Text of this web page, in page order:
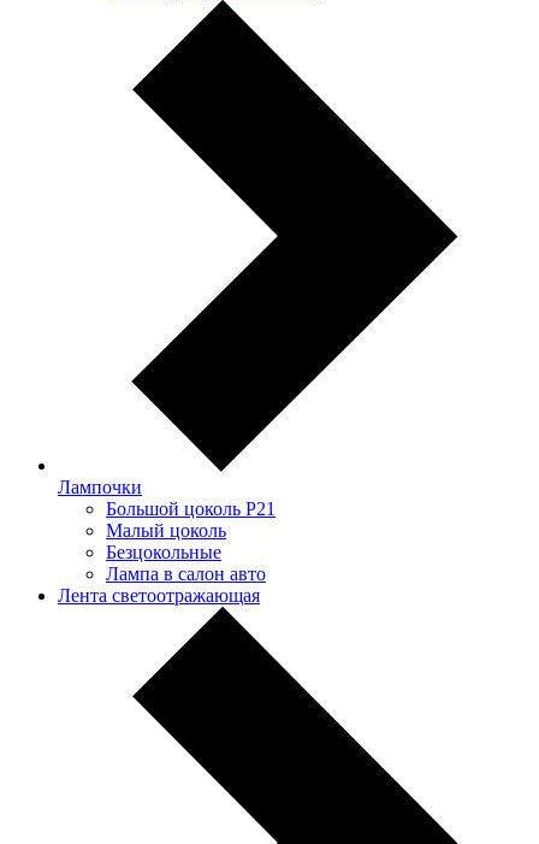
Лампочки
Большой цоколь P21
Малый цоколь
Безцокольные
Лампа в салон авто
Лента светоотражающая